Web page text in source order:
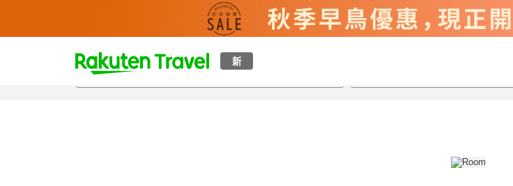
新
t
p
概覽房間及住宿方案 評價設施